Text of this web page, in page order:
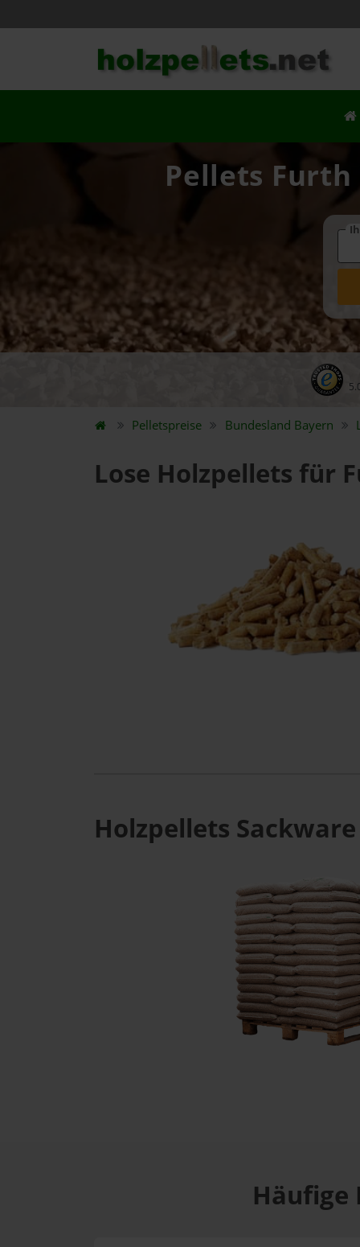
Pellets
Pelletspreise Bundesland Bayern
Lose Holzpellets für
Holzpellets
Häufige